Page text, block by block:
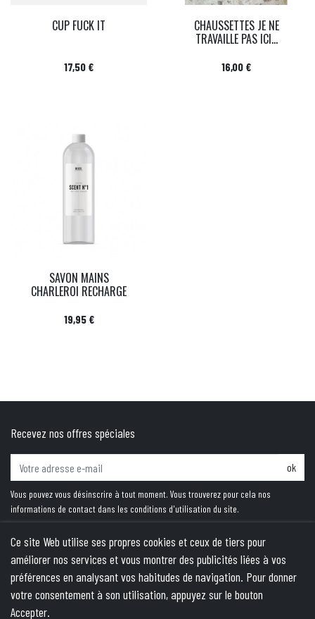
CUP FUCK IT
Prix
17,50 €
CHAUSSETTES JE NE
TRAVAILLE PAS ICI...
Prix
16,00 €
SAVON MAINS
CHARLEROI RECHARGE
Prix
19,95 €
Recevez nos offres spéciales
ok
Vous pouvez vous désinscrire à tout moment. Vous trouverez pour cela nos
informations de contact dans les conditions d'utilisation du site.
PRODUITS
NOTRE SOCIÉTÉ
Ce site Web utilise ses propres cookies et ceux de tiers pour
améliorer nos services et vous montrer des publicités liées à vos
préférences en analysant vos habitudes de navigation. Pour donner
votre consentement à son utilisation, appuyez sur le bouton
Accepter.